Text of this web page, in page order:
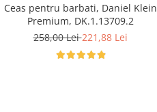
Ceas pentru barbati, Daniel Klein
Premium, DK.1.13709.2
258,00 Lei221,88 Lei